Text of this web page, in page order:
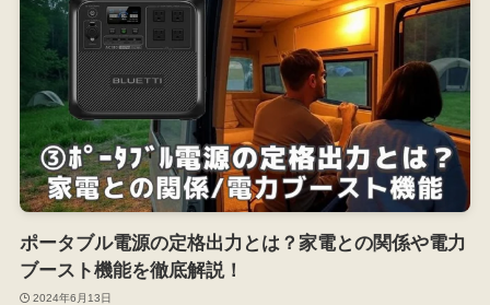
ポータブル電源の定格出力とは？家電との関係や電力
ブースト機能を徹底解説！
2024年6月13日